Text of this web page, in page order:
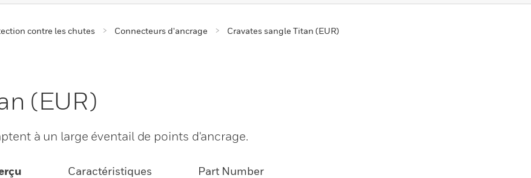
contre les chutes Connecteurs d'ancrage Cravates sangle Titan (EUR)
(EUR)
à un large éventail de points d'ancrage.
Caractéristiques Part Number